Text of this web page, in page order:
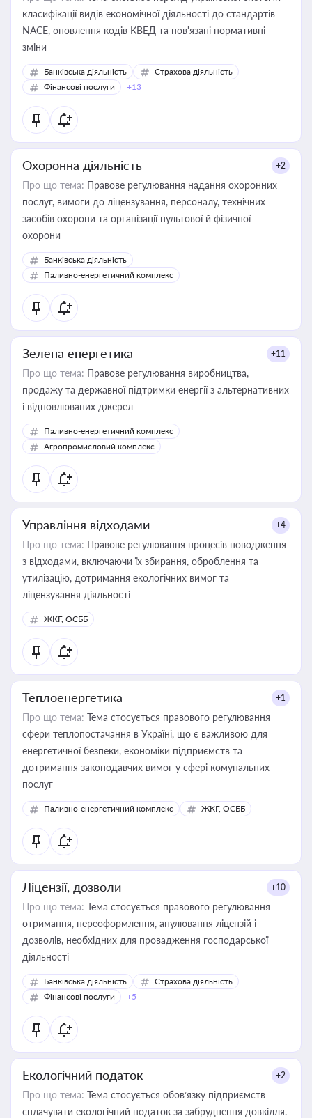
класифікації видів економічної діяльності до стандартів
NACE, оновлення кодів КВЕД та пов'язані нормативні
зміни
Банківська діяльність
Страхова діяльність
Фінансові послуги
+13
Охоронна діяльність +2
Про що тема: Правове регулювання надання охоронних
послуг, вимоги до ліцензування, персоналу, технічних
засобів охорони та організації пультової й фізичної
охорони
Банківська діяльність
Паливно-енергетичний комплекс
Зелена енергетика +11
Про що тема: Правове регулювання виробництва,
продажу та державної підтримки енергії з альтернативних
і відновлюваних джерел
Паливно-енергетичний комплекс
Агропромисловий комплекс
Управління відходами +4
Про що тема: Правове регулювання процесів поводження
з відходами, включаючи їх збирання, оброблення та
утилізацію, дотримання екологічних вимог та
ліцензування діяльності
ЖКГ, ОСББ
Теплоенергетика +1
Про що тема: Тема стосується правового регулювання
сфери теплопостачання в Україні, що є важливою для
енергетичної безпеки, економіки підприємств та
дотримання законодавчих вимог у сфері комунальних
послуг
Паливно-енергетичний комплекс ЖКГ, ОСББ
Ліцензії, дозволи +10
Про що тема: Тема стосується правового регулювання
отримання, переоформлення, анулювання ліцензій і
дозволів, необхідних для провадження господарської
діяльності
Банківська діяльність
Страхова діяльність
Фінансові послуги
+5
Екологічний податок +2
Про що тема: Тема стосується обов’язку підприємств
сплачувати екологічний податок за забруднення довкілля.